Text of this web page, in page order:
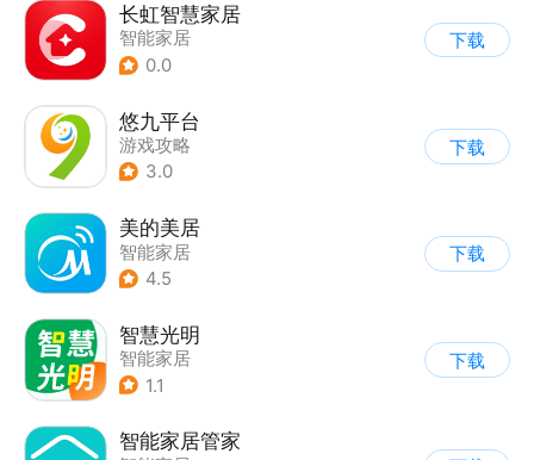
长虹智慧家居
智能家居
0.0
下载
悠九平台
游戏攻略
3.0
下载
美的美居
智能家居
4.5
下载
智慧光明
智能家居
1.1
下载
智能家居管家